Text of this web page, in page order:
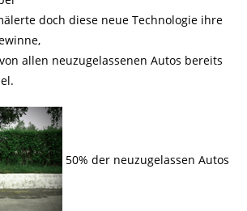
doch diese neue Technologie ihre
allen neuzugelassenen Autos bereits
50% der neuzugelassen Autos